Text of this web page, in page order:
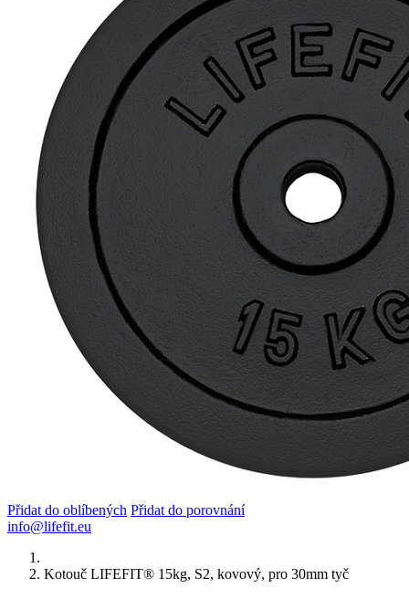
Přidat do oblíbených Přidat do porovnání
info@lifefit.eu
Kotouč LIFEFIT® 15kg, S2, kovový, pro 30mm tyč